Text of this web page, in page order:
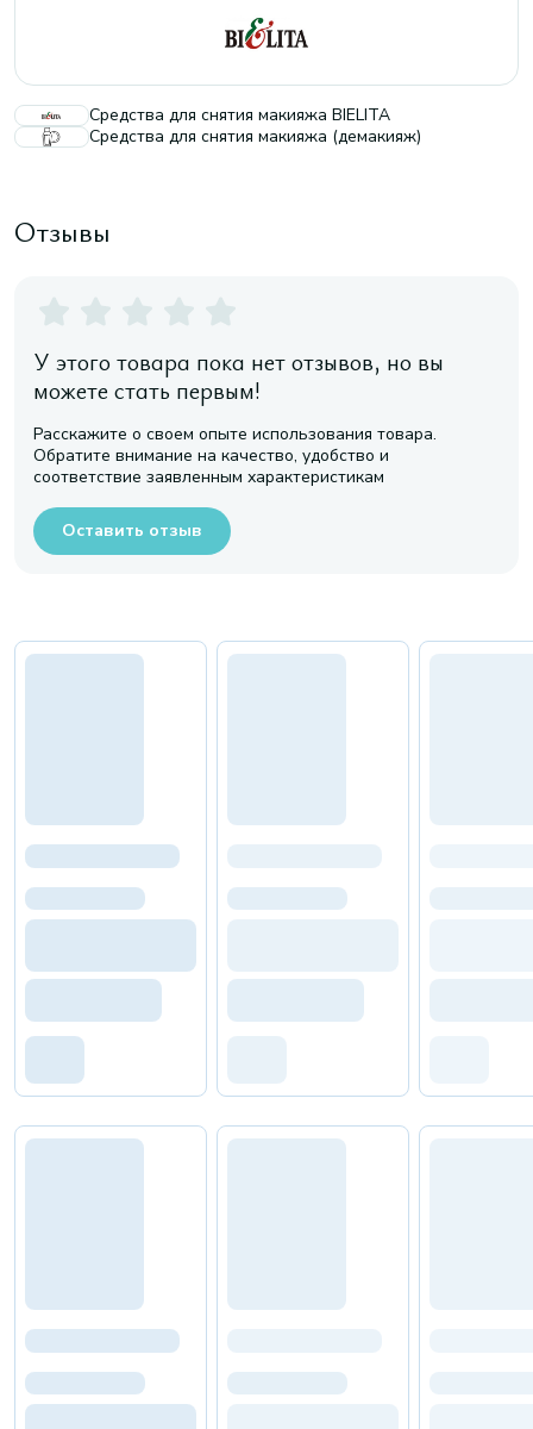
Средства для снятия макияжа BIELITA
Средства для снятия макияжа (демакияж)
Отзывы
У этого товара пока нет отзывов, но вы
можете стать первым!
Расскажите о своем опыте использования товара.
Обратите внимание на качество, удобство и
соответствие заявленным характеристикам
Оставить отзыв